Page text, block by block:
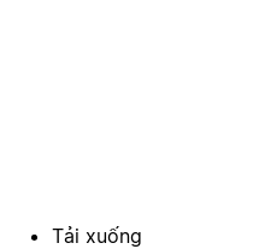
Tải xuống